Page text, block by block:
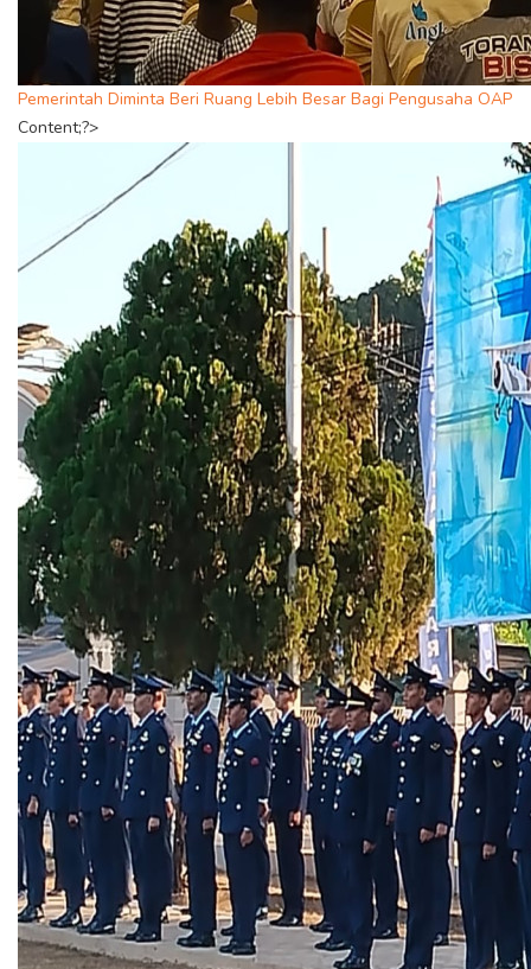
Pemerintah Diminta Beri Ruang Lebih Besar Bagi Pengusaha OAP
Content;?>